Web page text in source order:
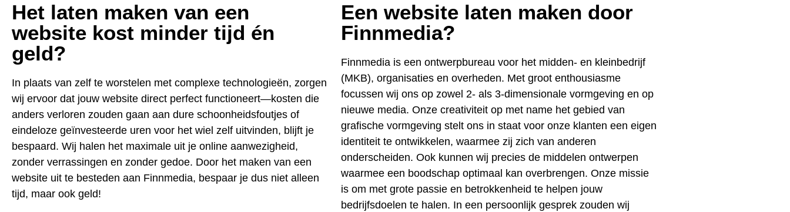
Het laten maken van een
website kost minder tijd én
geld?
In plaats van zelf te worstelen met complexe technologieën, zorgen
wij ervoor dat jouw website direct perfect functioneert—kosten die
anders verloren zouden gaan aan dure schoonheidsfoutjes of
eindeloze geïnvesteerde uren voor het wiel zelf uitvinden, blijft je
bespaard. Wij halen het maximale uit je online aanwezigheid,
zonder verrassingen en zonder gedoe. Door het maken van een
website uit te besteden aan Finnmedia, bespaar je dus niet alleen
tijd, maar ook geld!
Een website laten maken door
Finnmedia?
Finnmedia is een ontwerpbureau voor het midden- en kleinbedrijf
(MKB), organisaties en overheden. Met groot enthousiasme
focussen wij ons op zowel 2- als 3-dimensionale vormgeving en op
nieuwe media. Onze creativiteit op met name het gebied van
grafische vormgeving stelt ons in staat voor onze klanten een eigen
identiteit te ontwikkelen, waarmee zij zich van anderen
onderscheiden. Ook kunnen wij precies de middelen ontwerpen
waarmee een boodschap optimaal kan overbrengen. Onze missie
is om met grote passie en betrokkenheid te helpen jouw
bedrijfsdoelen te halen. In een persoonlijk gesprek zouden wij